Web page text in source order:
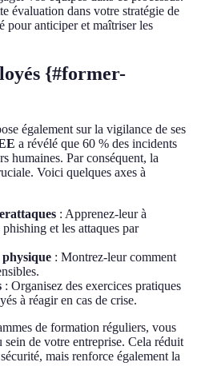
évaluation dans votre stratégie de
pour anticiper et maîtriser les
{#former-
également sur la vigilance de ses
a révélé que 60 % des incidents
humaines. Par conséquent, la
Voici quelques axes à
: Apprenez-leur à
et les attaques par
physique : Montrez-leur comment
: Organisez des exercices pratiques
à réagir en cas de crise.
de formation réguliers, vous
sein de votre entreprise. Cela réduit
mais renforce également la